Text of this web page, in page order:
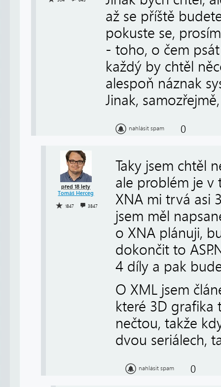
až se příště
pokuste se,
- toho, o čem
každý by chtěl
alespoň náznak
Jinak,
nahlásit spam 0
před 18 lety
Tomáš Herceg
1847 3847
Taky jsem chtěl
ale problém je v
XNA mi trvá asi
jsem měl
o XNA plánuji,
dokončit to
4 díly a pak
O XML jsem
které 3D grafika
nečtou, takže
dvou seriálech,
nahlásit spam 0